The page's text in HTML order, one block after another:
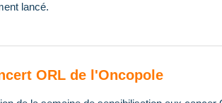
lancé.
ORL de l'Oncopole